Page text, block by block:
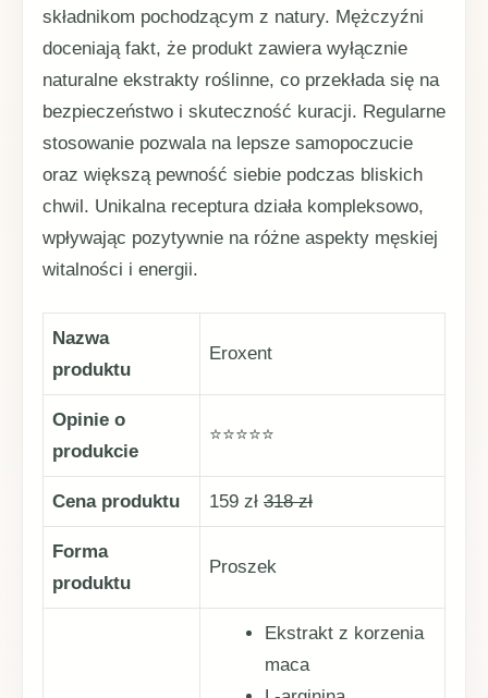
składnikom pochodzącym z natury. Mężczyźni
doceniają fakt, że produkt zawiera wyłącznie
naturalne ekstrakty roślinne, co przekłada się na
bezpieczeństwo i skuteczność kuracji. Regularne
stosowanie pozwala na lepsze samopoczucie
oraz większą pewność siebie podczas bliskich
chwil. Unikalna receptura działa kompleksowo,
wpływając pozytywnie na różne aspekty męskiej
witalności i energii.
Nazwa
produktu
Eroxent
Opinie o
produkcie
⭐⭐⭐⭐⭐
Cena produktu 159 zł 318 zł
Forma
produktu
Proszek
Ekstrakt z korzenia
maca